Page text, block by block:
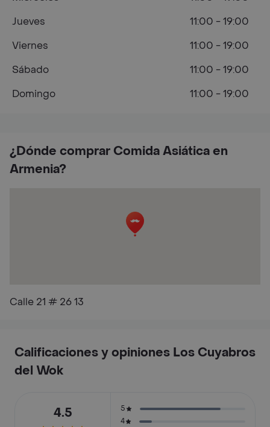
¿Dónde comprar Comida Asiática en
Armenia?
Calle 21 # 26 13
Jueves
11:00 - 19:00
Viernes
11:00 - 19:00
Sábado
11:00 - 19:00
Domingo
11:00 - 19:00
Calificaciones y opiniones Los Cuyabros
del Wok
4.5
5
4